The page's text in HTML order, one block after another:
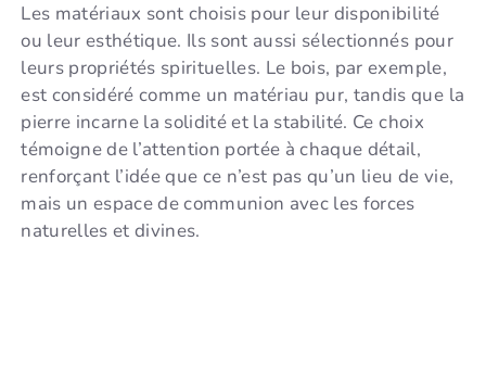
Les matériaux sont choisis pour leur disponibilité
ou leur esthétique. Ils sont aussi sélectionnés pour
leurs propriétés spirituelles. Le bois, par exemple,
est considéré comme un matériau pur, tandis que la
pierre incarne la solidité et la stabilité. Ce choix
témoigne de l’attention portée à chaque détail,
renforçant l’idée que ce n’est pas qu’un lieu de vie,
mais un espace de communion avec les forces
naturelles et divines.